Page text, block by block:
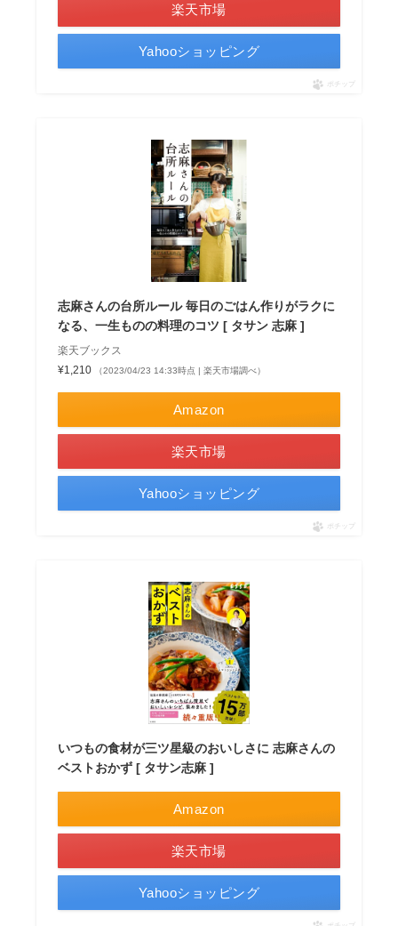
楽天市場
Yahooショッピング
ポチップ
志麻さんの台所ルール 毎日のごはん作りがラクに
なる、一生ものの料理のコツ [ タサン 志麻 ]
楽天ブックス
¥1,210
（2023/04/23 14:33時点 | 楽天市場調べ）
Amazon
楽天市場
Yahooショッピング
ポチップ
いつもの食材が三ツ星級のおいしさに 志麻さんの
ベストおかず [ タサン志麻 ]
Amazon
楽天市場
Yahooショッピング